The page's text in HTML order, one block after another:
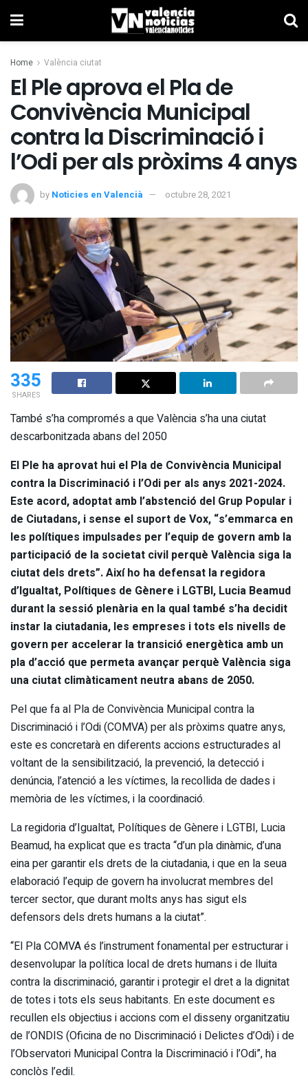
Home València ciutat
El Ple aprova el Pla de
Convivència Municipal
contra la Discriminació i
l’Odi per als pròxims 4 anys
by Noticies en Valencià octubre 28, 2021
335
SHARES
També s’ha compromés a que València s’ha una ciutat
descarbonitzada abans del 2050
El Ple ha aprovat hui el Pla de Convivència Municipal
contra la Discriminació i l’Odi per als anys 2021-2024.
Este acord, adoptat amb l’abstenció del Grup Popular i
de Ciutadans, i sense el suport de Vox, “s’emmarca en
les polítiques impulsades per l’equip de govern amb la
participació de la societat civil perquè València siga la
ciutat dels drets”. Així ho ha defensat la regidora
d’Igualtat, Polítiques de Gènere i LGTBI, Lucia Beamud
durant la sessió plenària en la qual també s’ha decidit
instar la ciutadania, les empreses i tots els nivells de
govern per accelerar la transició energètica amb un
pla d’acció que permeta avançar perquè València siga
una ciutat climàticament neutra abans de 2050.
Pel que fa al Pla de Convivència Municipal contra la
Discriminació i l’Odi (COMVA) per als pròxims quatre anys,
este es concretarà en diferents accions estructurades al
voltant de la sensibilització, la prevenció, la detecció i
denúncia, l’atenció a les víctimes, la recollida de dades i
memòria de les víctimes, i la coordinació.
La regidoria d’Igualtat, Polítiques de Gènere i LGTBI, Lucia
Beamud, ha explicat que es tracta “d’un pla dinàmic, d’una
eina per garantir els drets de la ciutadania, i que en la seua
elaboració l’equip de govern ha involucrat membres del
tercer sector, que durant molts anys has sigut els
defensors dels drets humans a la ciutat”.
“El Pla COMVA és l’instrument fonamental per estructurar i
desenvolupar la política local de drets humans i de lluita
contra la discriminació, garantir i protegir el dret a la dignitat
de totes i tots els seus habitants. En este document es
recullen els objectius i accions com el disseny organitzatiu
de l’ONDIS (Oficina de no Discriminació i Delictes d’Odi) i de
l’Observatori Municipal Contra la Discriminació i l’Odi”, ha
conclòs l’edil.